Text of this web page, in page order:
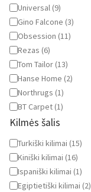
ženklas
Universal (9)
Gino Falcone (3)
Obsession (11)
Rezas (6)
Tom Tailor (13)
Hanse Home (2)
Northrugs (1)
BT Carpet (1)
Kilmės šalis
Kilmės
šalis
Turkiški kilimai (15)
Kiniški kilimai (16)
Ispaniški kilimai (1)
Egiptietiški kilimai (2)